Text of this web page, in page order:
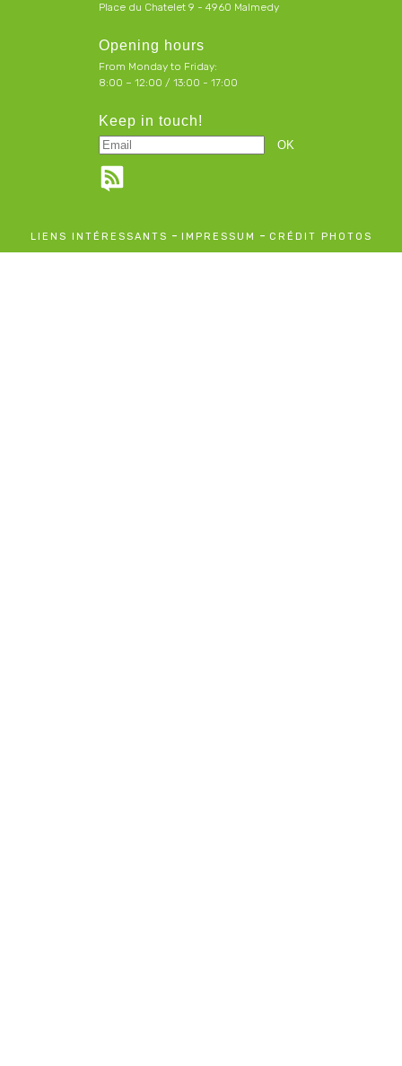
Place du Chatelet 9 - 4960 Malmedy
Opening hours
From Monday to Friday:
8:00 – 12:00 / 13:00 - 17:00
Keep in touch!
LIENS INTÉRESSANTS - IMPRESSUM - CRÉDIT PHOTOS